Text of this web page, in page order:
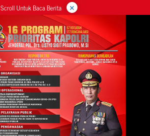
Scroll Untuk Baca Berita ×